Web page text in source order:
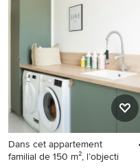
Dans cet appartement
familial de 150 m², l’objecti